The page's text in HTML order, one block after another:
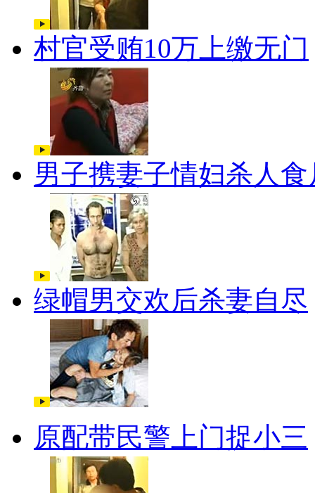
村官受贿10万上缴无门
男子携妻子情妇杀人食
绿帽男交欢后杀妻自尽
原配带民警上门捉小三